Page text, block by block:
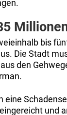
bis
Die Stadt
den
eine
und